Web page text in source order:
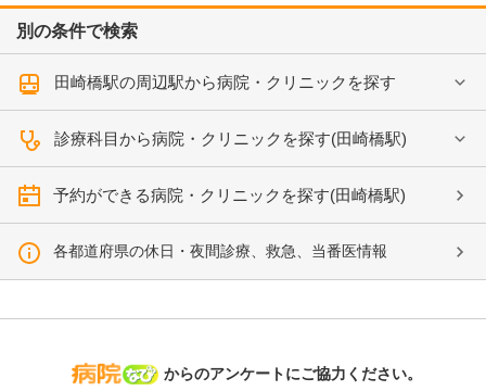
別の条件で検索
田崎橋駅の周辺駅から病院・クリニックを探す
診療科目から病院・クリニックを探す(田崎橋駅)
予約ができる病院・クリニックを探す(田崎橋駅)
各都道府県の休日・夜間診療、救急、当番医情報
病院なび
からのアンケートにご協力ください。